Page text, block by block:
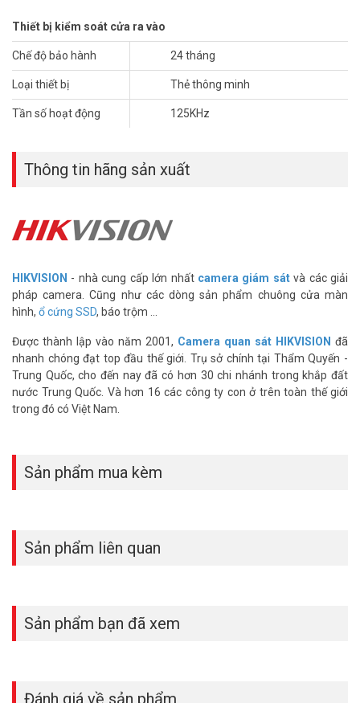
*** Xem thêm:
Đặt mua hàng Online ngay Hikvision DS-KEM125 mới nhất, xin vui
lòng liên hệ HOTLINE
1900.9259để được hỗ trợ tốt nhất. Tham
khảo thêm hình ảnh tạiFacebook Vuhoangtelecomnhé.
Thiết bị kiểm soát cửa ra vào
Chế độ bảo hành 24 tháng
Loại thiết bị Thẻ thông minh
Tần số hoạt động 125KHz
Thông tin hãng sản xuất
HIKVISION - nhà cung cấp lớn nhất camera giám sátvà các giải
pháp camera. Cũng như các dòng sản phẩm chuông cửa màn
hình, ổ cứng SSD, báo trộm ...
Được thành lập vào năm 2001, Camera quan sát HIKVISION đã
nhanh chóng đạt top đầu thế giới. Trụ sở chính tại Thẩm Quyến -
Trung Quốc, cho đến nay đã có hơn 30 chi nhánh trong khắp đất
nước Trung Quốc. Và hơn 16 các công ty con ở trên toàn thế giới
trong đó có Việt Nam.
Sản phẩm mua kèm
Sản phẩm liên quan
Sản phẩm bạn đã xem
Đánh giá về sản phẩm